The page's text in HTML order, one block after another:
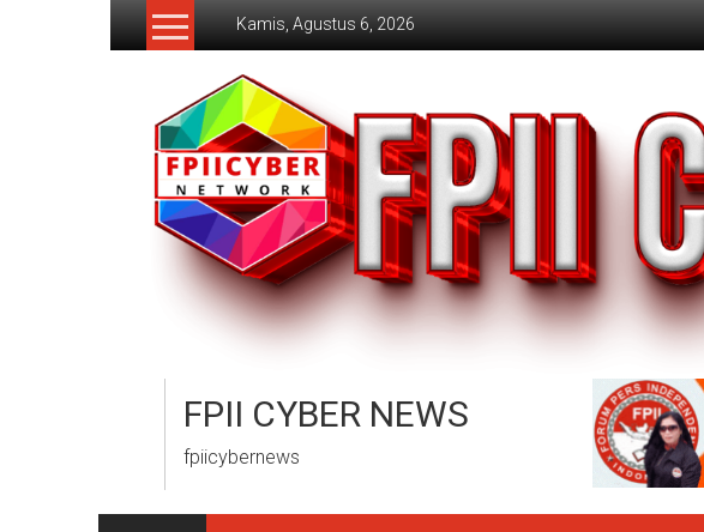
Lompat
Kamis, Agustus 6, 2026
FPII CYBER NEWS
fpiicybernews